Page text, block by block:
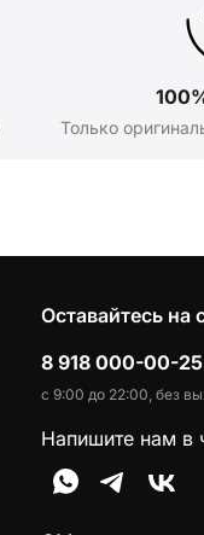
Только
Оставайтесь на
8 918 000-00-25
с 9:00 до 22:00, без
Напишите нам в